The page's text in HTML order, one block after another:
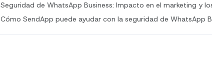
Seguridad de WhatsApp Business: Impacto en el marketing y
Cómo SendApp puede ayudar con la seguridad de WhatsApp